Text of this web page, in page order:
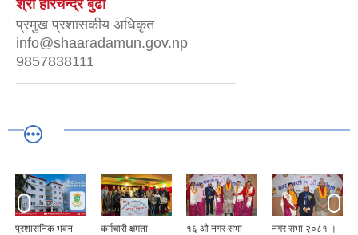
श्री हरिचन्द्र बुढा
प्रमुख प्रशासकीय अधिकृत
info@shaaradamun.gov.np
9857838111
प्रशासनिक भवन
कर्मचारी क्षमता
१६ औ नगर सभा
नगर सभा २०८१ ।